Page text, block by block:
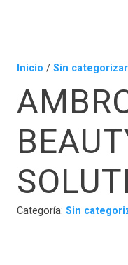
Inicio /Sin categorizar
Categoría: Sin